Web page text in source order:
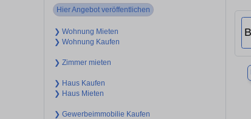
Hier Angebot veröffentlichen
❯ Wohnung Mieten
❯ Wohnung Kaufen
❯ Zimmer mieten
❯ Haus Kaufen
❯ Haus Mieten
❯ Gewerbeimmobilie Kaufen